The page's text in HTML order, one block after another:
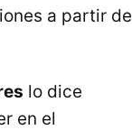
a partir de
lo dice
en el